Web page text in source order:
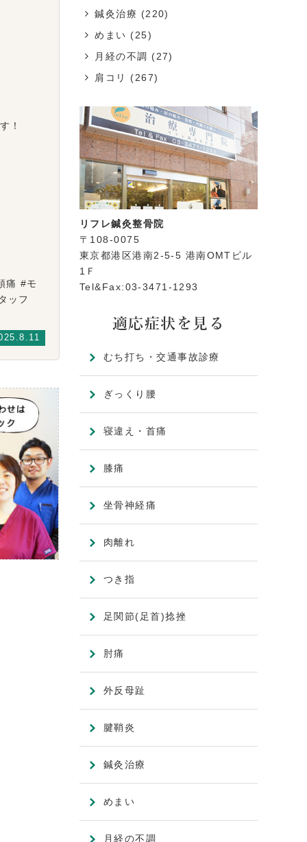
！
痛 #モ
ッフ
鍼灸治療 (220)
めまい (25)
月経の不調
(27)
肩コリ
(267)
リフレ鍼灸整骨院
〒108-0075
東京都港区港南2-5-5 港南OMTビル
1Ｆ
Tel&Fax:03-3471-1293
適応症状を見る
むち打ち・交通事故診療
ぎっくり腰
寝違え・首痛
膝痛
坐骨神経痛
肉離れ
つき指
足関節(足首)捻挫
肘痛
外反母趾
腱鞘炎
鍼灸治療
めまい
月経の不調